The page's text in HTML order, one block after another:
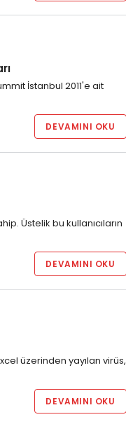
İstanbul 2011'e ait
DEVAMINI OKU
Üstelik bu kullanıcıların
DEVAMINI OKU
üzerinden yayılan virüs,
DEVAMINI OKU